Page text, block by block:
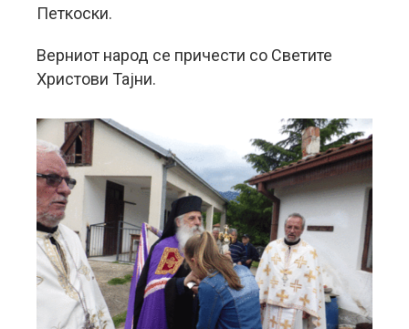
Петкоски.
Верниот народ се причести со Светите
Христови Тајни.